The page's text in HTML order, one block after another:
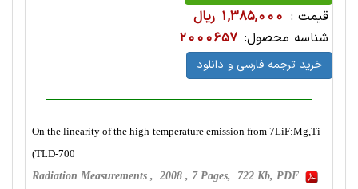
قیمت : 1,385,000 ریال
شناسه محصول: 2000657
خرید ترجمه فارسی و دانلود
On the linearity of the high-temperature emission from 7LiF:Mg,Ti
(TLD-700
Radiation Measurements , 2008 , 7 Pages, 722 Kb, PDF